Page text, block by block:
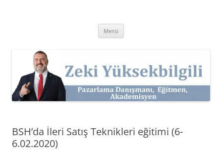
Kişisel Web Sitesi.
Menü
BSH’da İleri Satış Teknikleri eğitimi (6-
6.02.2020)